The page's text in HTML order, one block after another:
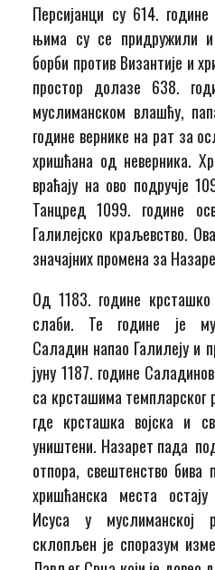
Персијанци су 614.
њима су се придружили и
борби против Византије и
простор долазе 638.
муслиманском влашћу,
године вернике на рат за
хришћана од неверника.
враћају на ово подручје
Танцред 1099. године
Галилејско краљевство.
значајних промена за
Од 1183. године
слаби. Те године је
Саладин напао Галилеју и
јуну 1187. године
са крсташима темпларског
где крсташка војска и
уништени. Назарет пада
отпора, свештенство бива
хришћанска места
Исуса у муслиманској
склопљен је споразум